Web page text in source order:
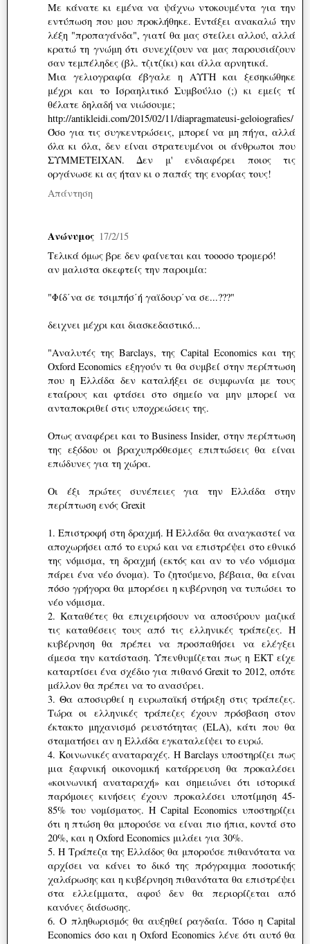
Με κάνατε κι εμένα να ψάχνω ντοκουμέντα για την
εντύπωση που μου προκλήθηκε. Εντάξει ανακαλώ την
λέξη "προπαγάνδα", γιατί θα μας στείλει αλλού, αλλά
κρατώ τη γνώμη ότι συνεχίζουν να μας παρουσιάζουν
σαν τεμπέληδες (βλ. τζιτζίκι) και άλλα αρνητικά.
Μια γελιογραφία έβγαλε η ΑΥΓΗ και ξεσηκώθηκε
μέχρι και το Ισραηλιτικό Συμβούλιο (;) κι εμείς τί
θέλατε δηλαδή να νιώσουμε;
http://antikleidi.com/2015/02/11/diapragmateusi-geloiografies/
Όσο για τις συγκεντρώσεις, μπορεί να μη πήγα, αλλά
όλα κι όλα, δεν είναι στρατευμένοι οι άνθρωποι που
ΣΥΜΜΕΤΕΙΧΑΝ. Δεν μ' ενδιαφέρει ποιος τις
οργάνωσε κι ας ήταν κι ο παπάς της ενορίας τους!
Απάντηση
Ανώνυμος 17/2/15
Τελικά όμως βρε δεν φαίνεται και τοοοσο τρομερό!
αν μαλιστα σκεφτείς την παροιμία:
"Φίδ΄να σε τσιμπήσ΄ή γαϊδουρ΄να σε...???"
δειχνει μέχρι και διασκεδαστικό...
"Αναλυτές της Barclays, της Capital Economics και της
Oxford Economics εξηγούν τι θα συμβεί στην περίπτωση
που η Ελλάδα δεν καταλήξει σε συμφωνία με τους
εταίρους και φτάσει στο σημείο να μην μπορεί να
ανταποκριθεί στις υποχρεώσεις της.
Οπως αναφέρει και το Business Insider, στην περίπτωση
της εξόδου οι βραχυπρόθεσμες επιπτώσεις θα είναι
επώδυνες για τη χώρα.
Οι έξι πρώτες συνέπειες για την Ελλάδα στην
περίπτωση ενός Grexit
1. Επιστροφή στη δραχμή. Η Ελλάδα θα αναγκαστεί να
αποχωρήσει από το ευρώ και να επιστρέψει στο εθνικό
της νόμισμα, τη δραχμή (εκτός και αν το νέο νόμισμα
πάρει ένα νέο όνομα). Το ζητούμενο, βέβαια, θα είναι
πόσο γρήγορα θα μπορέσει η κυβέρνηση να τυπώσει το
νέο νόμισμα.
2. Καταθέτες θα επιχειρήσουν να αποσύρουν μαζικά
τις καταθέσεις τους από τις ελληνικές τράπεζες. Η
κυβέρνηση θα πρέπει να προσπαθήσει να ελέγξει
άμεσα την κατάσταση. Υπενθυμίζεται πως η ΕΚΤ είχε
καταρτίσει ένα σχέδιο για πιθανό Grexit το 2012, οπότε
μάλλον θα πρέπει να το ανασύρει.
3. Θα αποσυρθεί η ευρωπαϊκή στήριξη στις τράπεζες.
Τώρα οι ελληνικές τράπεζες έχουν πρόσβαση στον
έκτακτο μηχανισμό ρευστότητας (ELA), κάτι που θα
σταματήσει αν η Ελλάδα εγκαταλείψει το ευρώ.
4. Κοινωνικές αναταραχές. Η Barclays υποστηρίζει πως
μια ξαφνική οικονομική κατάρρευση θα προκαλέσει
«κοινωνική αναταραχή» και σημειώνει ότι ιστορικά
παρόμοιες κινήσεις έχουν προκαλέσει υποτίμηση 45-
85% του νομίσματος. Η Capital Economics υποστηρίζει
ότι η πτώση θα μπορούσε να είναι πιο ήπια, κοντά στο
20%, και η Oxford Economics μιλάει για 30%.
5. Η Τράπεζα της Ελλάδος θα μπορούσε πιθανότατα να
αρχίσει να κάνει το δικό της πρόγραμμα ποσοτικής
χαλάρωσης και η κυβέρνηση πιθανότατα θα επιστρέψει
στα ελλείμματα, αφού δεν θα περιορίζεται από
κανόνες διάσωσης.
6. Ο πληθωρισμός θα αυξηθεί ραγδαία. Τόσο η Capital
Economics όσο και η Oxford Economics λένε ότι αυτό θα